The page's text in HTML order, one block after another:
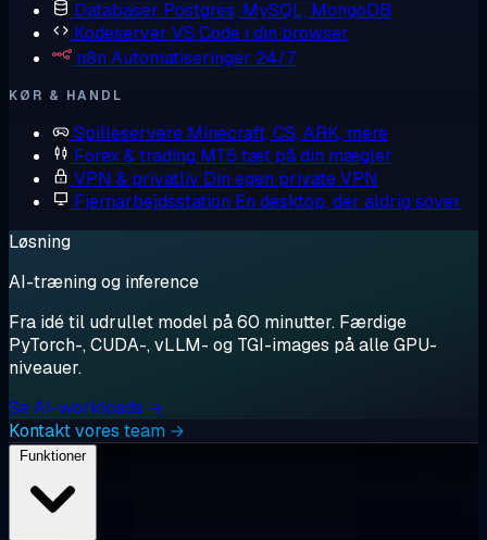
Databaser Postgres, MySQL, MongoDB
Kodeserver VS Code i din browser
n8n Automatiseringer 24/7
KØR & HANDL
Spilleservere Minecraft, CS, ARK, mere
Forex & trading MT5 tæt på din mægler
VPN & privatliv Din egen private VPN
Fjernarbejdsstation En desktop, der aldrig sover
Løsning
AI-træning og inference
Fra idé til udrullet model på 60 minutter. Færdige
PyTorch-, CUDA-, vLLM- og TGI-images på alle GPU-
niveauer.
Se AI-workloads →
Kontakt vores team →
Funktioner